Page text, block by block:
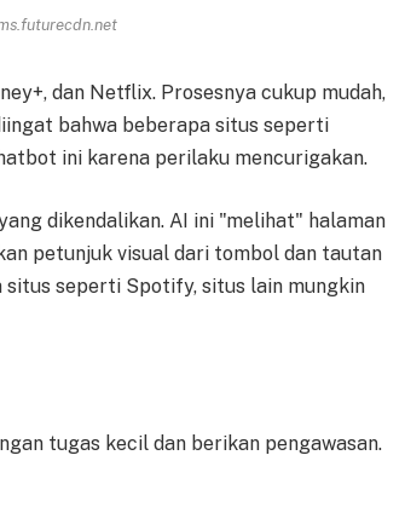
dan Netflix. Prosesnya cukup mudah,
bahwa beberapa situs seperti
ini karena perilaku mencurigakan.
dikendalikan. AI ini "melihat" halaman
petunjuk visual dari tombol dan tautan
seperti Spotify, situs lain mungkin
tugas kecil dan berikan pengawasan.